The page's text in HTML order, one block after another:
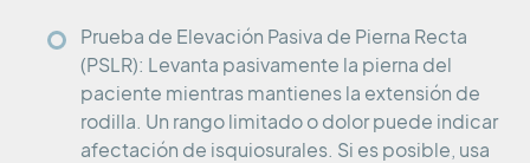
Prueba de Elevación Pasiva de Pierna Recta
(PSLR): Levanta pasivamente la pierna del
paciente mientras mantienes la extensión de
rodilla. Un rango limitado o dolor puede indicar
afectación de isquiosurales. Si es posible, usa